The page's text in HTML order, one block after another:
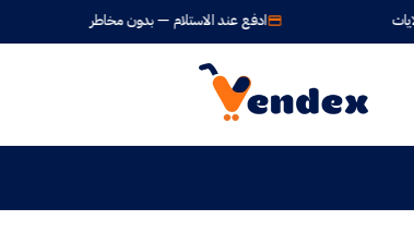
ادفع عند الاستلام — بدون مخاطر